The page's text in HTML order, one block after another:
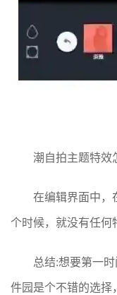
潮自拍主题特效
在编辑界面中，
个时候，就没有任何
总结:想要第一
件园是个不错的选择